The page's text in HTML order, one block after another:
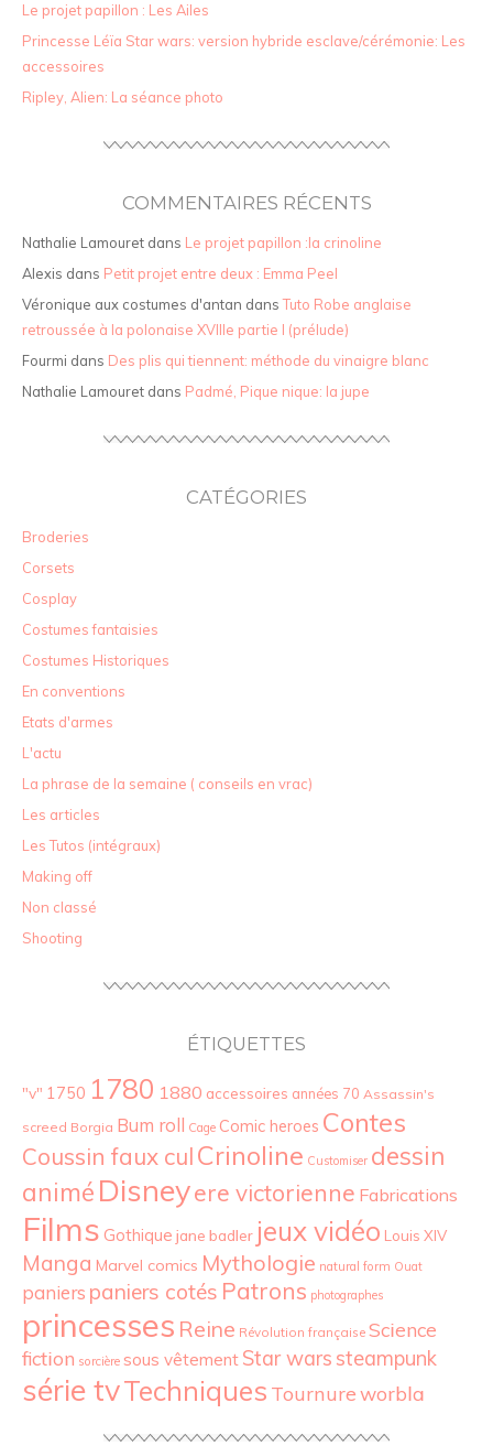
Le projet papillon : Les Ailes
Princesse Léïa Star wars: version hybride esclave/cérémonie: Les
accessoires
Ripley, Alien: La séance photo
COMMENTAIRES RÉCENTS
Nathalie Lamouret dans Le projet papillon :la crinoline
Alexis dans Petit projet entre deux : Emma Peel
Véronique aux costumes d'antan dansTuto Robe anglaise
retroussée à la polonaise XVIIIe partie I (prélude)
Fourmi dans Des plis qui tiennent: méthode du vinaigre blanc
Nathalie Lamouret dans Padmé, Pique nique: la jupe
CATÉGORIES
Broderies
Corsets
Cosplay
Costumes fantaisies
Costumes Historiques
En conventions
Etats d'armes
L'actu
La phrase de la semaine ( conseils en vrac)
Les articles
Les Tutos (intégraux)
Making off
Non classé
Shooting
ÉTIQUETTES
"v" 1750 1780 1880 accessoires années 70 Assassin's
screed Borgia Bum roll Cage Comic heroes Contes
Coussin faux culCrinoline Customiser dessin
animé Disneyere victorienne Fabrications
Films Gothique jane badler jeux vidéo Louis XIV
Manga Marvel comics Mythologie natural form Ouat
paniers paniers cotés Patrons photographes
princesses Reine Révolution française Science
fiction sorcière sous vêtement Star wars steampunk
série tvTechniques Tournureworbla